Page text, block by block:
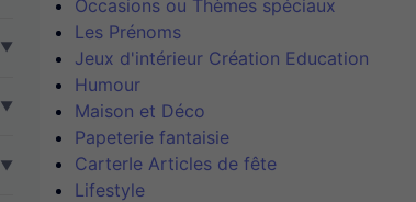
Occasions ou Thèmes spéciaux
Les Prénoms
Jeux d'intérieur Création Education
Humour
Maison et Déco
Papeterie fantaisie
CarterIe Articles de fête
Lifestyle